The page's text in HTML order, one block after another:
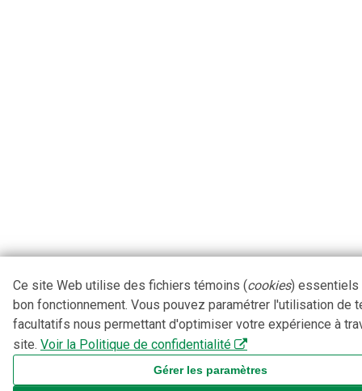
Ce site Web utilise des fichiers témoins (cookies) essentiels
bon fonctionnement. Vous pouvez paramétrer l'utilisation de
facultatifs nous permettant d'optimiser votre expérience à
site. Voir la Politique de confidentialité
Gérer les paramètres